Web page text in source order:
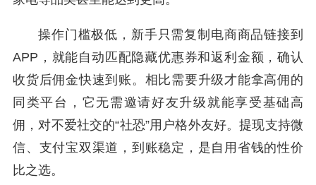
操作门槛极低，新手只需复制电商商品链接到
APP，就能自动匹配隐藏优惠券和返利金额，确认
收货后佣金快速到账。相比需要升级才能拿高佣的
同类平台，它无需邀请好友升级就能享受基础高
佣，对不爱社交的“社恐”用户格外友好。提现支持微
信、支付宝双渠道，到账稳定，是自用省钱的性价
比之选。